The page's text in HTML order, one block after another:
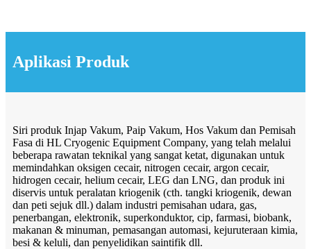
Aplikasi Produk
Siri produk Injap Vakum, Paip Vakum, Hos Vakum dan Pemisah
Fasa di HL Cryogenic Equipment Company, yang telah melalui
beberapa rawatan teknikal yang sangat ketat, digunakan untuk
memindahkan oksigen cecair, nitrogen cecair, argon cecair,
hidrogen cecair, helium cecair, LEG dan LNG, dan produk ini
diservis untuk peralatan kriogenik (cth. tangki kriogenik, dewan
dan peti sejuk dll.) dalam industri pemisahan udara, gas,
penerbangan, elektronik, superkonduktor, cip, farmasi, biobank,
makanan & minuman, pemasangan automasi, kejuruteraan kimia,
besi & keluli, dan penyelidikan saintifik dll.